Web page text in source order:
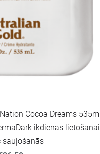
Cocoa Dreams 535ml
ikdienas lietošanai
sauļošanās